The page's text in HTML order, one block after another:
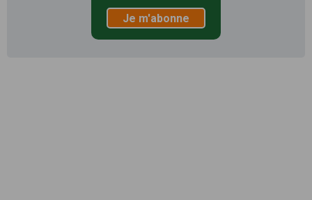
Je m'abonne